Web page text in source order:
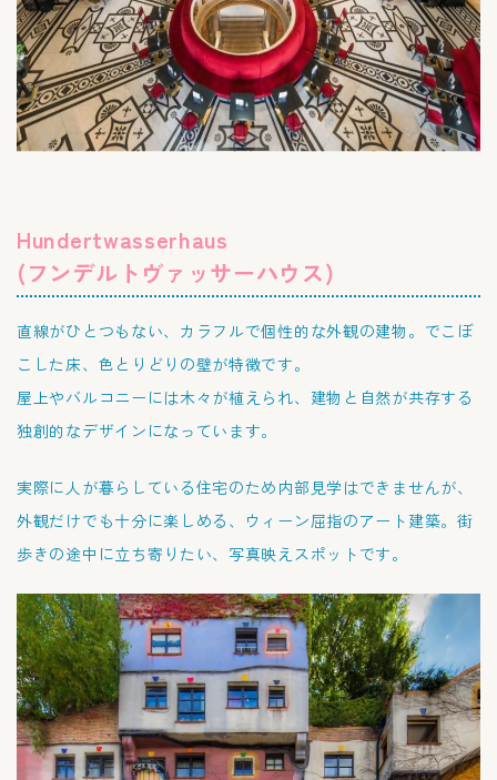
Hundertwasserhaus
(フンデルトヴァッサーハウス)
直線がひとつもない、カラフルで個性的な外観の建物。でこぼ
こした床、色とりどりの壁が特徴です。
屋上やバルコニーには木々が植えられ、建物と自然が共存する
独創的なデザインになっています。
実際に人が暮らしている住宅のため内部見学はできませんが、
外観だけでも十分に楽しめる、ウィーン屈指のアート建築。街
歩きの途中に立ち寄りたい、写真映えスポットです。